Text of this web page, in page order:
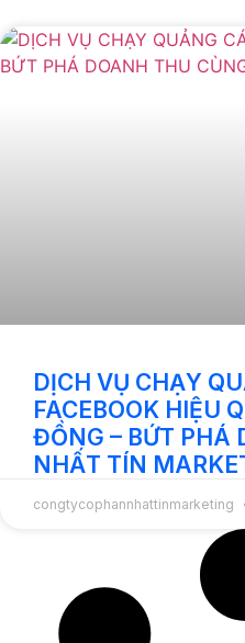
DỊCH VỤ CHẠY
FACEBOOK HIỆU
ĐỒNG – BỨT PHÁ
NHẤT TÍN
congtycophannhattinmarketing